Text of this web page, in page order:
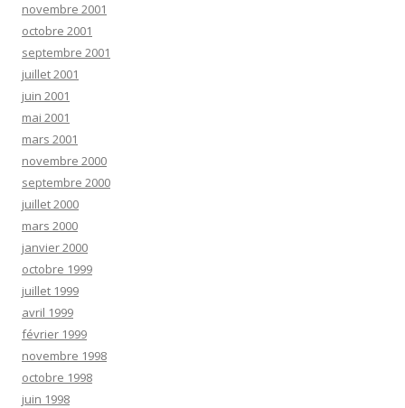
novembre 2001
octobre 2001
septembre 2001
juillet 2001
juin 2001
mai 2001
mars 2001
novembre 2000
septembre 2000
juillet 2000
mars 2000
janvier 2000
octobre 1999
juillet 1999
avril 1999
février 1999
novembre 1998
octobre 1998
juin 1998